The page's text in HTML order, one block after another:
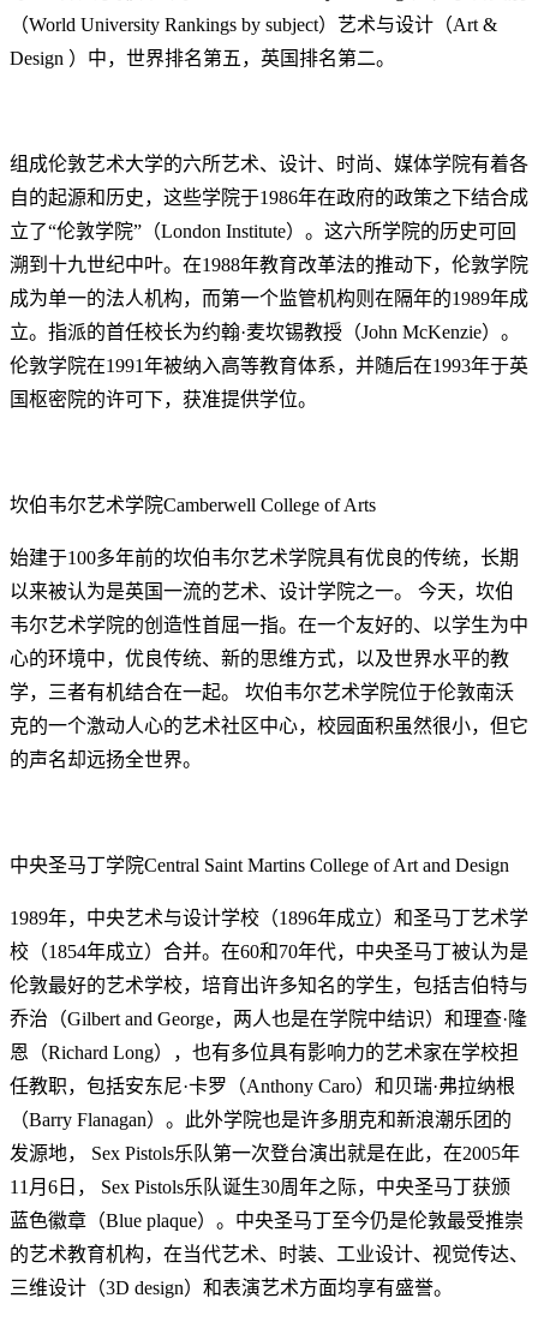
（World University Rankings by subject）艺术与设计（Art &
Design ）中，世界排名第五，英国排名第二。
组成伦敦艺术大学的六所艺术、设计、时尚、媒体学院有着各
自的起源和历史，这些学院于1986年在政府的政策之下结合成
立了“伦敦学院”（London Institute）。这六所学院的历史可回
溯到十九世纪中叶。在1988年教育改革法的推动下，伦敦学院
成为单一的法人机构，而第一个监管机构则在隔年的1989年成
立。指派的首任校长为约翰·麦坎锡教授（John McKenzie）。
伦敦学院在1991年被纳入高等教育体系，并随后在1993年于英
国枢密院的许可下，获准提供学位。
坎伯韦尔艺术学院Camberwell College of Arts
始建于100多年前的坎伯韦尔艺术学院具有优良的传统，长期
以来被认为是英国一流的艺术、设计学院之一。 今天，坎伯
韦尔艺术学院的创造性首屈一指。在一个友好的、以学生为中
心的环境中，优良传统、新的思维方式，以及世界水平的教
学，三者有机结合在一起。 坎伯韦尔艺术学院位于伦敦南沃
克的一个激动人心的艺术社区中心，校园面积虽然很小，但它
的声名却远扬全世界。
中央圣马丁学院Central Saint Martins College of Art and Design
1989年，中央艺术与设计学校（1896年成立）和圣马丁艺术学
校（1854年成立）合并。在60和70年代，中央圣马丁被认为是
伦敦最好的艺术学校，培育出许多知名的学生，包括吉伯特与
乔治（Gilbert and George，两人也是在学院中结识）和理查·隆
恩（Richard Long），也有多位具有影响力的艺术家在学校担
任教职，包括安东尼·卡罗（Anthony Caro）和贝瑞·弗拉纳根
（Barry Flanagan）。此外学院也是许多朋克和新浪潮乐团的
发源地， Sex Pistols乐队第一次登台演出就是在此，在2005年
11月6日， Sex Pistols乐队诞生30周年之际，中央圣马丁获颁
蓝色徽章（Blue plaque）。中央圣马丁至今仍是伦敦最受推崇
的艺术教育机构，在当代艺术、时装、工业设计、视觉传达、
三维设计（3D design）和表演艺术方面均享有盛誉。